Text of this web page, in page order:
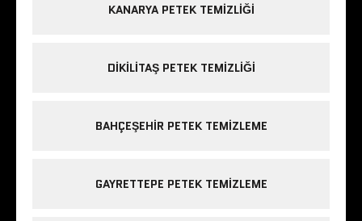
KANARYA PETEK TEMIZLIĞI
DIKILITAŞ PETEK TEMIZLIĞI
BAHÇEŞEHIR PETEK TEMIZLEME
GAYRETTEPE PETEK TEMIZLEME